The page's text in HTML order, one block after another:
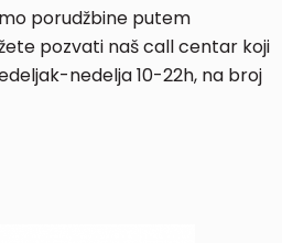
porudžbine putem
pozvati naš call centar koji
nedelja 10-22h, na broj